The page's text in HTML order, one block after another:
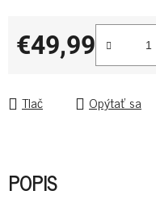
€49,99
Jednotková cena:
Tlač Opýtať sa
POPIS